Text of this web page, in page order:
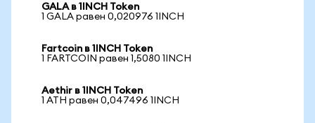
GALA в 1INCH Token
1 GALA равен 0,020976 1INCH
Fartcoin в 1INCH Token
1 FARTCOIN равен 1,5080 1INCH
Aethir в 1INCH Token
1 ATH равен 0,047496 1INCH